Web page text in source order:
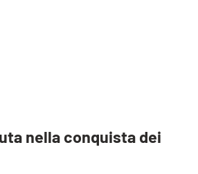
nella conquista dei